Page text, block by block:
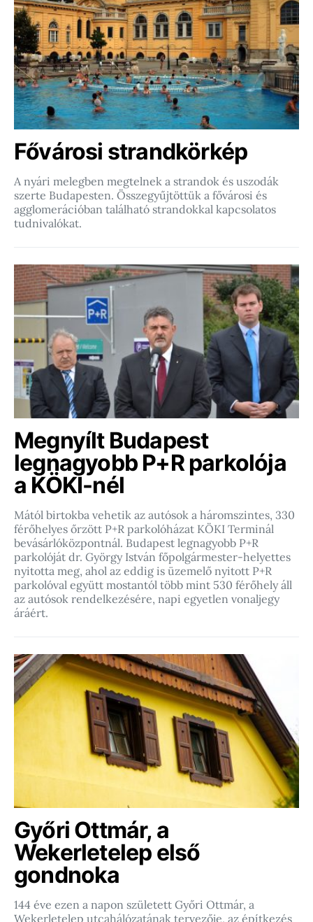
Fővárosi strandkörkép
A nyári melegben megtelnek a strandok és uszodák
szerte Budapesten. Összegyűjtöttük a fővárosi és
agglomerációban található strandokkal kapcsolatos
tudnivalókat.
Megnyílt Budapest
legnagyobb P+R parkolója
a KÖKI-nél
Mától birtokba vehetik az autósok a háromszintes, 330
férőhelyes őrzött P+R parkolóházat KÖKI Terminál
bevásárlóközpontnál. Budapest legnagyobb P+R
parkolóját dr. György István főpolgármester-helyettes
nyitotta meg, ahol az eddig is üzemelő nyitott P+R
parkolóval együtt mostantól több mint 530 férőhely áll
az autósok rendelkezésére, napi egyetlen vonaljegy
áráért.
Győri Ottmár, a
Wekerletelep első
gondnoka
144 éve ezen a napon született Győri Ottmár, a
Wekerletelep utcahálózatának tervezője, az építkezés